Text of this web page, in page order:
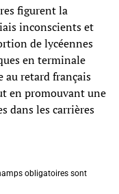
figurent la
inconscients et
de lycéennes
en terminale
au retard français
en promouvant une
dans les carrières
obligatoires sont